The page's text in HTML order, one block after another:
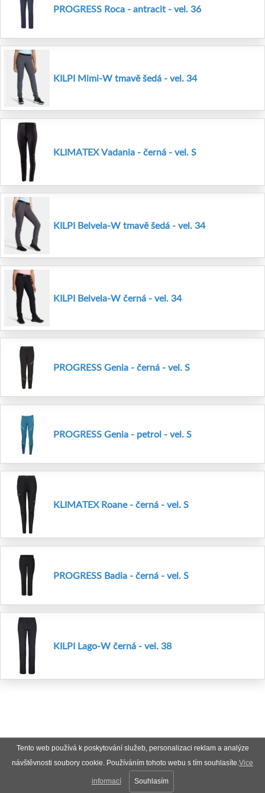
Tento web používá k poskytování služeb, personalizaci reklam a analýze
návštěvnosti soubory cookie. Používáním tohoto webu s tím souhlasíte.Vice
informací Souhlasím
PROGRESS Roca - antracit - vel. 36
KILPI Mimi-W tmavě šedá - vel. 34
KLIMATEX Vadania - černá - vel. S
KILPI Belvela-W tmavě šedá - vel. 34
KILPI Belvela-W černá - vel. 34
PROGRESS Genia - černá - vel. S
PROGRESS Genia - petrol - vel. S
KLIMATEX Roane - černá - vel. S
PROGRESS Badia - černá - vel. S
KILPI Lago-W černá - vel. 38